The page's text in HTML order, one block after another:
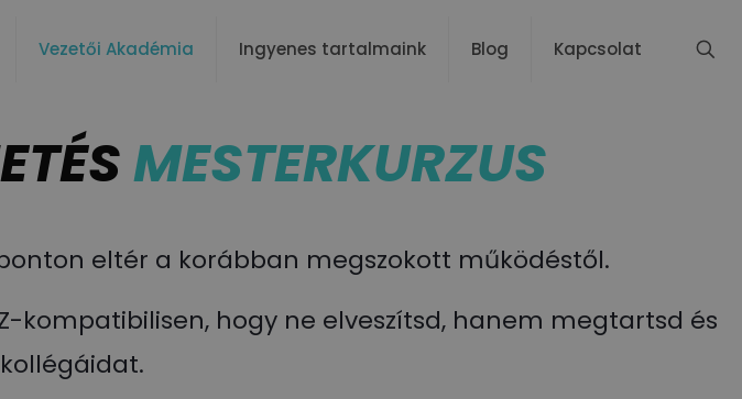
Vezetői Akadémia Ingyenes tartalmaink Blog Kapcsolat
MESTERKURZUS
eltér a korábban megszokott működéstől.
kompatibilisen, hogy ne elveszítsd, hanem megtartsd és